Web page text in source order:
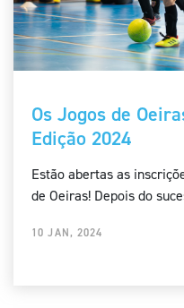
Os Jogos de
Edição 2024
Estão abertas as
de Oeiras! Depois do
10 JAN, 2024